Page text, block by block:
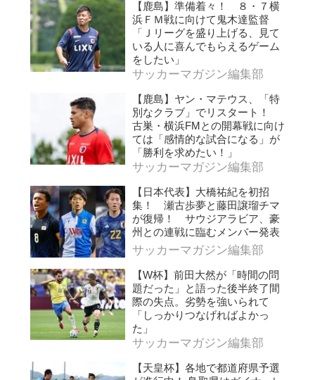
【鹿島】準備着々！ ８・７横
浜ＦＭ戦に向けて鬼木達監督
「Ｊリーグを盛り上げる、見て
いる人に喜んでもらえるゲーム
をしたい」
サッカーマガジン編集部
【鹿島】ヤン・マテウス、「特
別なクラブ」でリスタート！
古巣・横浜FMとの開幕戦に向け
ては「感情的な試合になる」が
「勝利を求めたい！」
サッカーマガジン編集部
【日本代表】大橋祐紀を初招
集！ 瀬古歩夢と藤田譲瑠チマ
が復帰！ サウジアラビア、豪
州との連戦に臨むメンバー発表
サッカーマガジン編集部
【W杯】前田大然が「時間の問
題だった」と語った後半終了間
際の失点。劣勢を強いられて
「しっかりつなげればよかっ
た」
サッカーマガジン編集部
【天皇杯】各地で都道府県予選